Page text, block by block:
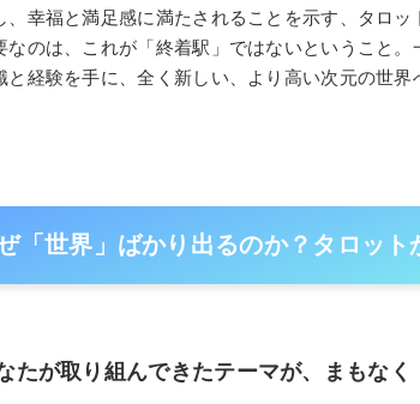
、幸福と満足感に満たされることを示す、タロ
なのは、これが「終着駅」ではないということ
と経験を手に、全く新しい、より高い次元の世
「世界」ばかり出るのか？タロット
たが取り組んできたテーマが、まもな